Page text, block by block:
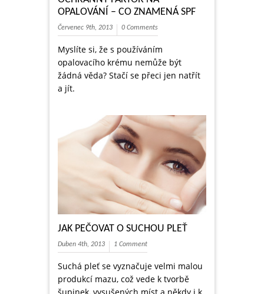
OPALOVÁNÍ – CO ZNAMENÁ SPF
Červenec 9th, 2013 0 Comments
Myslíte si, že s používáním
opalovacího krému nemůže být
žádná věda? Stačí se přeci jen natřít
a jít.
JAK PEČOVAT O SUCHOU PLEŤ
Duben 4th, 2013 1 Comment
Suchá pleť se vyznačuje velmi malou
produkcí mazu, což vede k tvorbě